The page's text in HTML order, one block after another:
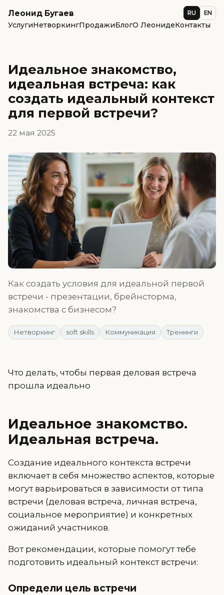
Леонид Бугаев
УслугиНетворкингПродажиБлогО ЛеонидеКонтакты
RU EN
Идеальное знакомство,
идеальная встреча: как
создать идеальный контекст
для первой встречи?
22 мая 2025
Как создать условия для идеальной первой
встречи - презентации, брейнсторма,
знакомства с бизнесом?
Нетворкинг soft skills Коммуникация Тренинги
Что делать, чтобы первая деловая встреча
прошла идеально
Идеальное знакомство.
Идеальная встреча.
Создание идеального контекста встречи
включает в себя множество аспектов, которые
могут варьироваться в зависимости от типа
встречи (деловая встреча, личная встреча,
социальное мероприятие) и конкретных
ожиданий участников.
Вот рекомендации, которые помогут тебе
подготовить идеальный контекст встречи:
Определи цель встречи